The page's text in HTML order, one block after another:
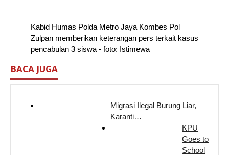
Kabid Humas Polda Metro Jaya Kombes Pol
Zulpan memberikan keterangan pers terkait kasus
pencabulan 3 siswa - foto: Istimewa
BACA JUGA
Migrasi Ilegal Burung Liar,
Karanti…
KPU
Goes to
School